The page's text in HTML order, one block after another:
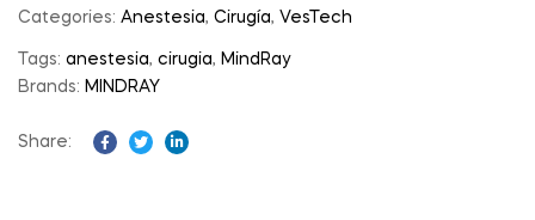
Categories: Anestesia, Cirugía, VesTech
Tags: anestesia, cirugia, MindRay
Brands: MINDRAY
Share: